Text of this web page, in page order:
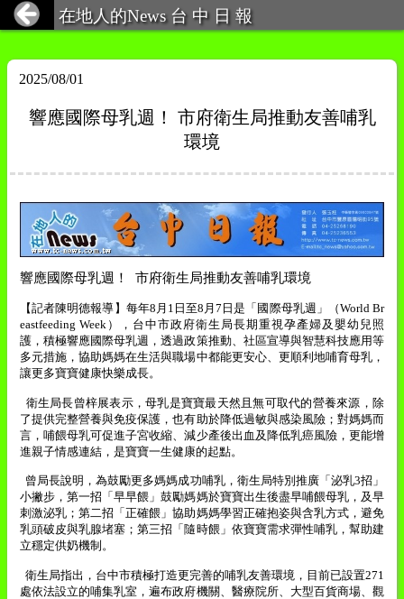
在地人的News 台 中 日 報
2025/08/01
響應國際母乳週！ 市府衛生局推動友善哺乳
環境
響應國際母乳週！ 市府衛生局推動友善哺乳環境
【記者陳明德報導】每年8 月 1 日至8 月7 日是「國際母乳週」（World Br
eastfeeding Week ），台中市政府衛生局長期重視孕產婦及嬰幼兒照
護，積極響應國際母乳週，透過政策推動、社區宣導與智慧科技應用等
多元措施，協助媽媽在生活與職場中都能更安心、更順利地哺育母乳，
讓更多寶寶健康快樂成長。
衛生局長曾梓展表示，母乳是寶寶最天然且無可取代的營養來源，除
了提供完整營養與免疫保護，也有助於降低過敏與感染風險；對媽媽而
言，哺餵母乳可促進子宮收縮、減少產後出血及降低乳癌風險，更能增
進親子情感連結，是寶寶一生健康的起點。
曾局長說明，為鼓勵更多媽媽成功哺乳，衛生局特別推廣「泌乳3招」
小撇步，第一招「早早餵」鼓勵媽媽於寶寶出生後盡早哺餵母乳，及早
刺激泌乳；第二招「正確餵」協助媽媽學習正確抱姿與含乳方式，避免
乳頭破皮與乳腺堵塞；第三招「隨時餵」依寶寶需求彈性哺乳，幫助建
立穩定供奶機制。
衛生局指出，台中市積極打造更完善的哺乳友善環境，目前已設置271
處依法設立的哺集乳室，遍布政府機關、醫療院所、大型百貨商場、觀